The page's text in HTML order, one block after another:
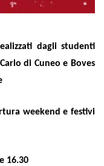
dagli studenti
di Cuneo e Boves
weekend e festivi
16.30